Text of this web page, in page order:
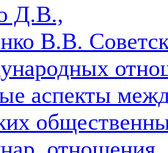
Д.В.,
В.В.
аспекты